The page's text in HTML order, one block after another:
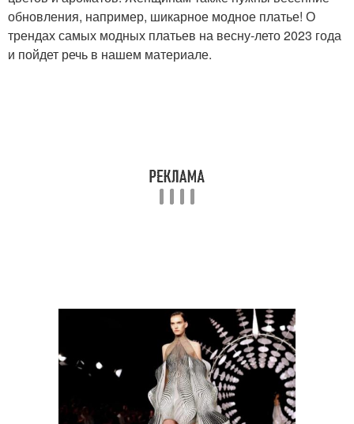
обновления, например, шикарное модное платье! О
трендах самых модных платьев на весну-лето 2023 года
и пойдет речь в нашем материале.